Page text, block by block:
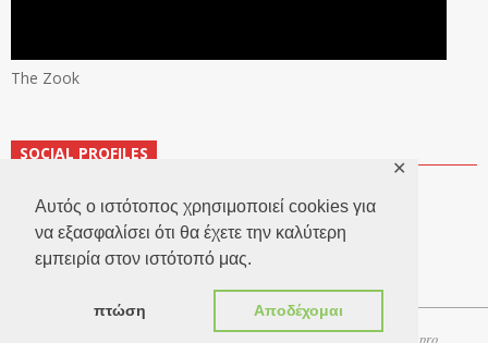
Αυτός ο ιστότοπος χρησιμοποιεί cookies για
να εξασφαλίσει ότι θα έχετε την καλύτερη
εμπειρία στον ιστότοπό μας.
πτώση Αποδέχομαι
✕
The Zook
SOCIAL PROFILES
Websitepro